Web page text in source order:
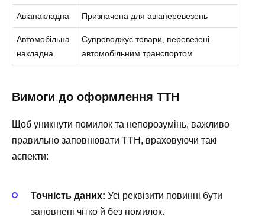
Авіанакладна Призначена для авіаперевезень
Автомобільна
накладна
Супроводжує товари, перевезені
автомобільним транспортом
Вимоги до оформлення ТТН
Щоб уникнути помилок та непорозумінь, важливо
правильно заповнювати ТТН, враховуючи такі
аспекти:
Точність даних: Усі реквізити повинні бути
заповнені чітко й без помилок.